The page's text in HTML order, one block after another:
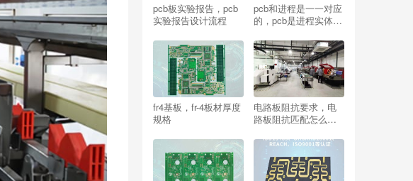
pcb板实验报告，pcb
实验报告设计流程
pcb和进程是一一对应
的，pcb是进程实体的
fr4基板，fr-4板材厚度
规格
电路板阻抗要求，电
路板阻抗匹配怎么